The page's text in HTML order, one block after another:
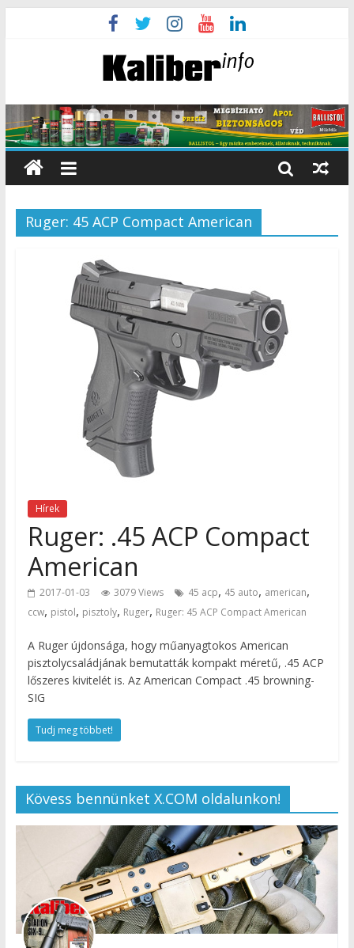
Ruger: 45 ACP Compact American
Hírek
Ruger: .45 ACP Compact
American
2017-01-03 3079 Views 45 acp, 45 auto, american,
ccw, pistol, pisztoly, Ruger, Ruger: 45 ACP Compact American
A Ruger újdonsága, hogy műanyagtokos American
pisztolycsaládjának bemutatták kompakt méretű, .45 ACP
lőszeres kivitelét is. Az American Compact .45 browning-
SIG
Tudj meg többet!
Kövess bennünket X.COM oldalunkon!